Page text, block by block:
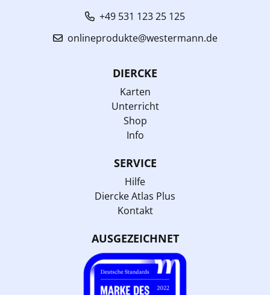
+49 531 123 25 125
onlineprodukte@westermann.de
DIERCKE
Karten
Unterricht
Shop
Info
SERVICE
Hilfe
Diercke Atlas Plus
Kontakt
AUSGEZEICHNET